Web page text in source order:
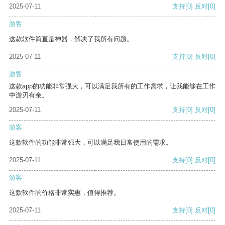
2025-07-11 支持[0] 反对[0]
游客
这款软件简直是神器，解决了我所有问题。
2025-07-11 支持[0] 反对[0]
游客
这款app的功能非常强大，可以满足我所有的工作需求，让我能够在工作
中游刃有余。
2025-07-11
支持[0] 反对[0]
游客
这款软件的功能非常强大，可以满足我日常使用的需求。
2025-07-11 支持[0] 反对[0]
游客
这款软件的价格非常实惠，值得推荐。
2025-07-11 支持[0] 反对[0]